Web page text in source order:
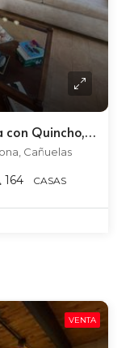
Casa 4 Ambientes en Una Planta con Quincho, Parrilla, Pileta y Grupo Electrógeno
Cañuelas
164 CASAS
VENTA